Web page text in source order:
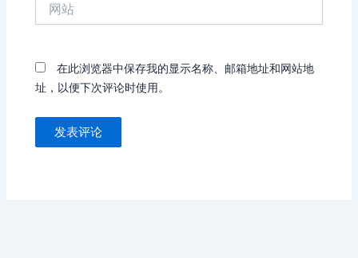
在此浏览器中保存我的显示名称、邮箱地址和网站地
址，以便下次评论时使用。